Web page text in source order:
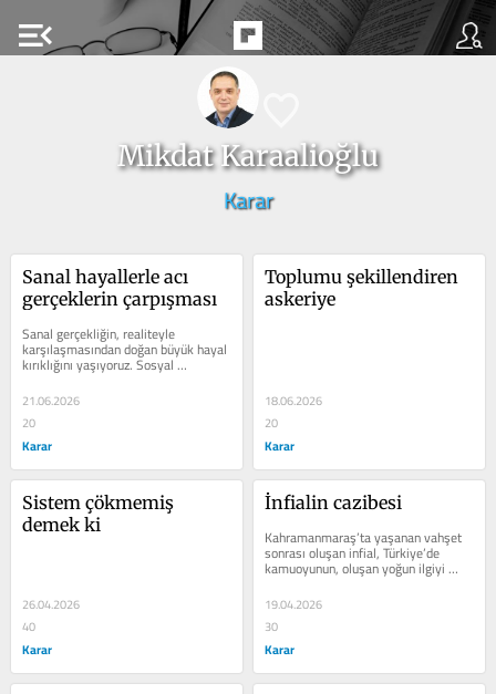
menu_open
Mikdat Karaalioğlu
Karar
Sanal hayallerle acı
gerçeklerin çarpışması
Sanal gerçekliğin, realiteyle
karşılaşmasından doğan büyük hayal
kırıklığını yaşıyoruz. Sosyal
medyanın algılar üzerindeki domine...
21.06.2026
20
Karar
Toplumu şekillendiren
askeriye
18.06.2026
20
Karar
Sistem çökmemiş
demek ki
26.04.2026
40
Karar
İnfialin cazibesi
Kahramanmaraş’ta yaşanan vahşet
sonrası oluşan infial, Türkiye’de
kamuoyunun, oluşan yoğun ilgiyi
kendisine bir fayda sağlama
motivasyonu...
19.04.2026
30
Karar